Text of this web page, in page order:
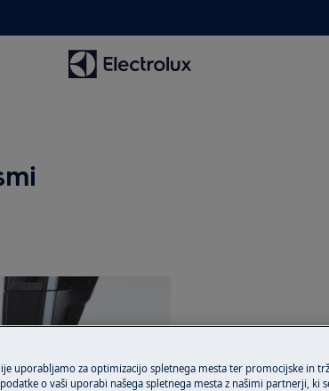
uporabljamo za optimizacijo spletnega mesta ter promocijske in
o vaši uporabi našega spletnega mesta z našimi partnerji, ki